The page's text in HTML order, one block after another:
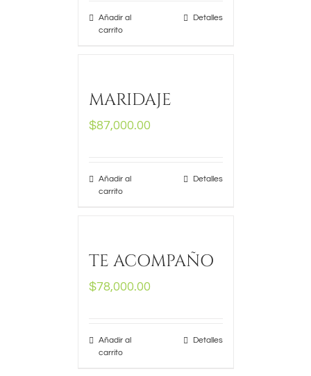
Añadir al
carrito
Detalles
MARIDAJE
$87,000.00
Añadir al
carrito
Detalles
TE ACOMPAÑO
$78,000.00
Añadir al
carrito
Detalles